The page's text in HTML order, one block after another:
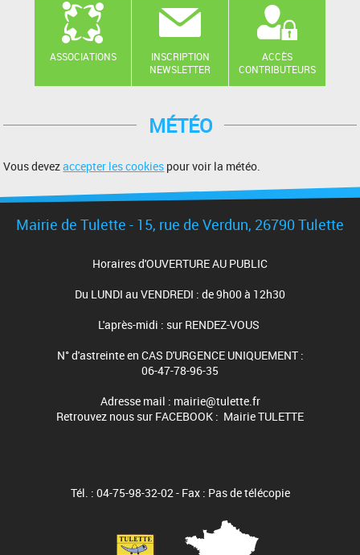
ASSOCIATIONS
INSCRIPTION
NEWSLETTER
ACCÈS
CONTRIBUTEURS
MÉTÉO
Vous devezaccepter les cookies pour voir la météo.
Mairie de Tulette - 15, rue de Verdun, 26790 Tulette
Horaires d'OUVERTURE AU PUBLIC
Du LUNDI au VENDREDI : de 9h00 à 12h30
L'après-midi : sur RENDEZ-VOUS
N° d'astreinte en CAS D'URGENCE UNIQUEMENT :
06-47-78-96-35
Adresse mail : mairie@tulette.fr
Retrouvez nous sur FACEBOOK : Mairie TULETTE
Tél. : 04-75-98-32-02 - Fax : Pas de télécopie